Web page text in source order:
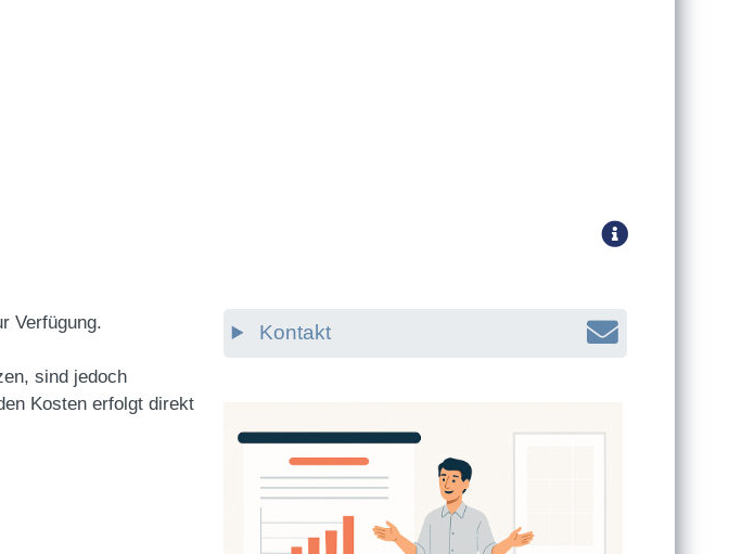
Verfügung.
sind jedoch
Kosten erfolgt direkt
Kontakt